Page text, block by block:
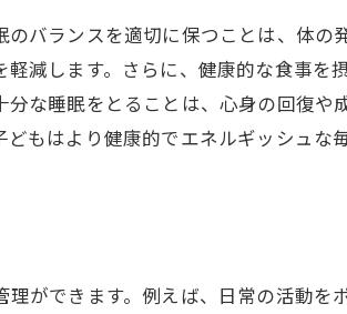
バランスを適切に保つことは、体の
減します。さらに、健康的な食事を
な睡眠をとることは、心身の回復や
もはより健康的でエネルギッシュな
ができます。例えば、日常の活動を